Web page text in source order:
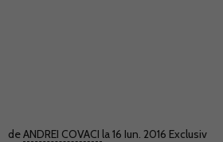
deANDREI COVACI la 16 Iun. 2016 Exclusiv